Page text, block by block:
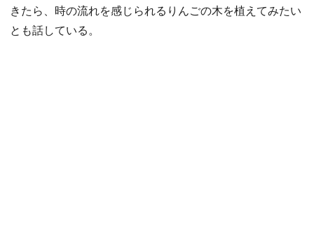
きたら、時の流れを感じられるりんごの木を植えてみたい
とも話している。